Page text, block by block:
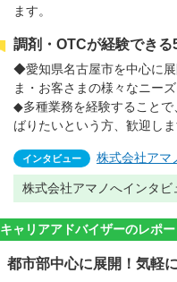
ます。
調剤・OTCが経験できる
◆愛知県名古屋市を中心に
ま・お客さまの様々なニー
◆多種業務を経験することで
ばりたいという方、歓迎しま
インタビュー 株式会社アマ
株式会社アマノへインタビ
キャリアアドバイザーのレポー
都市部中心に展開！気軽